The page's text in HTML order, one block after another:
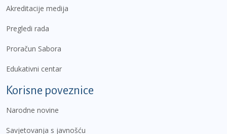
Akreditacije medija
Pregledi rada
Proračun Sabora
Edukativni centar
Korisne poveznice
Narodne novine
Savjetovanja s javnošću